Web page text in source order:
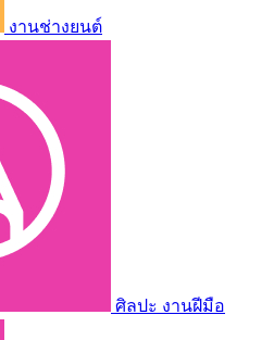
งานช่างยนต์
ศิลปะ งานฝีมือ